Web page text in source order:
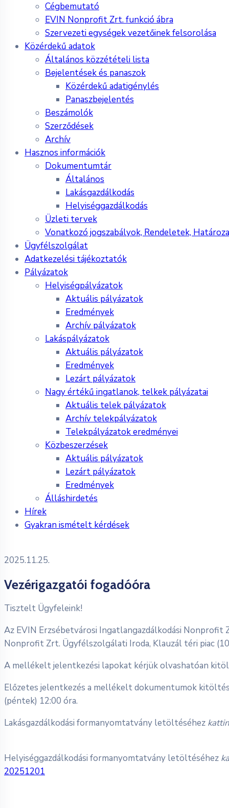
Cégbemutató
EVIN Nonprofit Zrt. funkció ábra
Szervezeti egységek vezetőinek felsorolása
Közérdekű adatok
Általános közzétételi lista
Bejelentések és panaszok
Közérdekű adatigénylés
Panaszbejelentés
Beszámolók
Szerződések
Archív
Hasznos információk
Dokumentumtár
Általános
Lakásgazdálkodás
Helyiséggazdálkodás
Üzleti tervek
Vonatkozó jogszabályok, Rendeletek,
Ügyfélszolgálat
Adatkezelési tájékoztatók
Pályázatok
Helyiségpályázatok
Aktuális pályázatok
Eredmények
Archív pályázatok
Lakáspályázatok
Aktuális pályázatok
Eredmények
Lezárt pályázatok
Nagy értékű ingatlanok, telkek pályázatai
Aktuális telek pályázatok
Archív telekpályázatok
Telekpályázatok eredményei
Közbeszerzések
Aktuális pályázatok
Lezárt pályázatok
Eredmények
Álláshirdetés
Hírek
Gyakran ismételt kérdések
2025.11.25.
Vezérigazgatói fogadóóra
Tisztelt Ügyfeleink!
Az EVIN Erzsébetvárosi Ingatlangazdálkodási
Nonprofit Zrt. Ügyfélszolgálati Iroda, Klauzál téri piac
A mellékelt jelentkezési lapokat kérjük olvashatóan
Előzetes jelentkezés a mellékelt dokumentumok
(péntek) 12:00 óra.
Lakásgazdálkodási formanyomtatvány letöltéséhez
Helyiséggazdálkodási formanyomtatvány letöltéséhez
20251201